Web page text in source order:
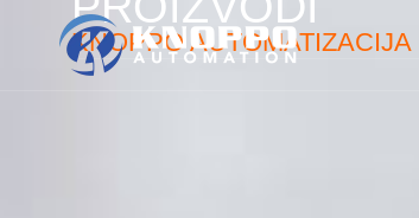
KNOPPO AUTOMATIZACIJA